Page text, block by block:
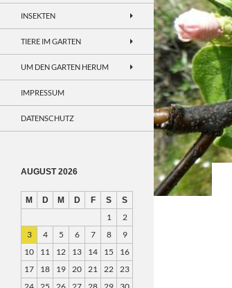
INSEKTEN
TIERE IM GARTEN
UM DEN GARTEN HERUM
IMPRESSUM
DATENSCHUTZ
AUGUST 2026
M D M D F S S
1
2
3
4 5 6 7 8
9
10
11 12 13 14 15
16
17
18 19 20 21 22 23